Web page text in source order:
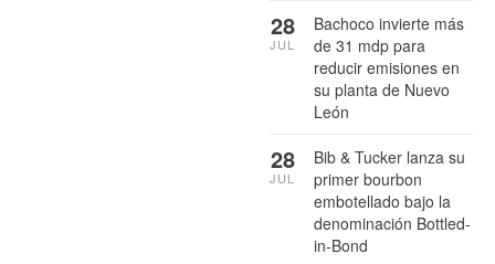
Bachoco invierte más
de 31 mdp para
reducir emisiones en
su planta de Nuevo
León
28
JUL
Bib & Tucker lanza su
primer bourbon
embotellado bajo la
denominación Bottled-
in-Bond
28
JUL